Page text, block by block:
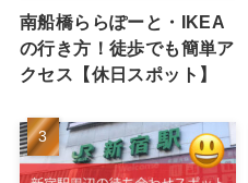
南船橋ららぽーと・IKEA
の行き方！徒歩でも簡単ア
クセス【休日スポット】